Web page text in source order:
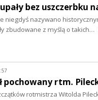
bez uszczerbku
niegdyś nazywano
zbudowane z myślą o takich…
pochowany rtm.
rotmistrza Witolda